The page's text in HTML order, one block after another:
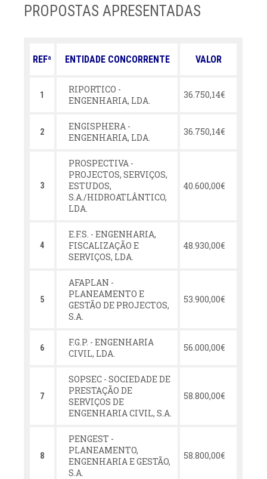
PROPOSTAS APRESENTADAS
REFª ENTIDADE CONCORRENTE VALOR
1
RIPORTICO -
ENGENHARIA, LDA.
36.750,14€
2
ENGISPHERA -
ENGENHARIA, LDA.
36.750,14€
3
PROSPECTIVA -
PROJECTOS, SERVIÇOS,
ESTUDOS,
S.A./HIDROATLÂNTICO,
LDA.
40.600,00€
4
E.F.S. - ENGENHARIA,
FISCALIZAÇÃO E
SERVIÇOS, LDA.
48.930,00€
5
AFAPLAN -
PLANEAMENTO E
GESTÃO DE PROJECTOS,
S.A.
53.900,00€
6
F.G.P. - ENGENHARIA
CIVIL, LDA.
56.000,00€
7
SOPSEC - SOCIEDADE DE
PRESTAÇÃO DE
SERVIÇOS DE
ENGENHARIA CIVIL, S.A.
58.800,00€
8
PENGEST -
PLANEAMENTO,
ENGENHARIA E GESTÃO,
S.A.
58.800,00€